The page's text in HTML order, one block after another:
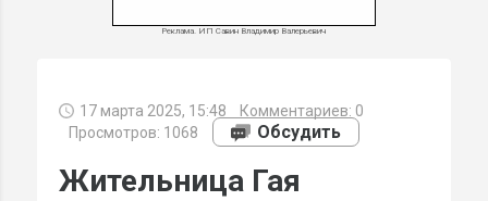
Реклама. ИП Савин Владимир Валерьевич
17 марта 2025, 15:48 Комментариев: 0
Просмотров: 1068
Обсудить
Жительница Гая